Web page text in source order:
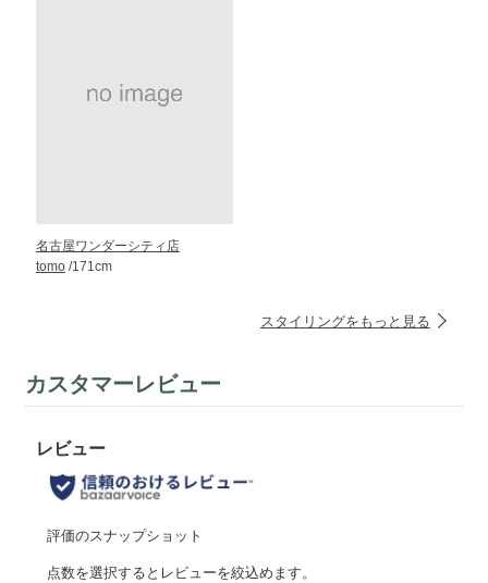
名古屋ワンダーシティ店
tomo/171cm
スタイリングをもっと見る
カスタマーレビュー